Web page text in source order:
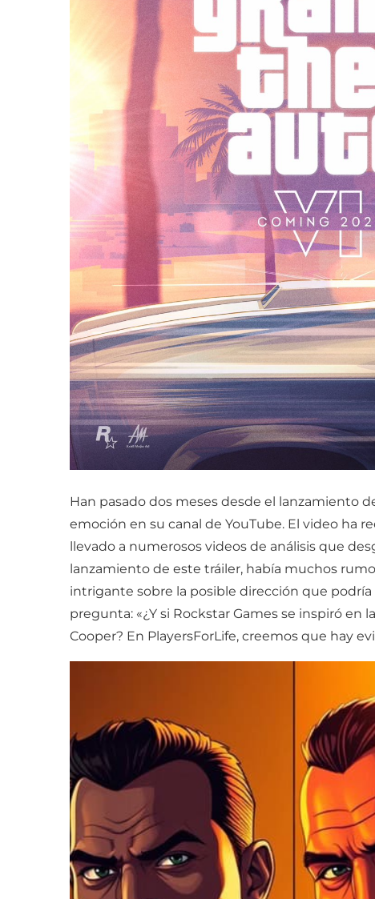
Han pasado dos meses desde el lanzamiento
emoción en su canal de YouTube. El video ha
llevado a numerosos videos de análisis que
lanzamiento de este tráiler, había muchos
intrigante sobre la posible dirección que
pregunta: «¿Y si Rockstar Games se inspiró en
Cooper? En PlayersForLife, creemos que hay